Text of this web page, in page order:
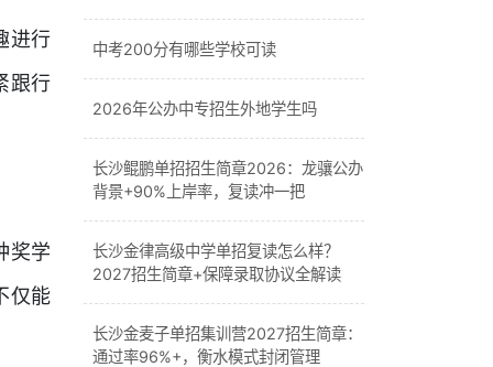
进行
跟行
奖学
仅能
中考200分有哪些学校可读
2026年公办中专招生外地学生吗
长沙鲲鹏单招招生简章2026：龙骧公办
背景+90%上岸率，复读冲一把
长沙金律高级中学单招复读怎么样？
2027招生简章+保障录取协议全解读
长沙金麦子单招集训营2027招生简章：
通过率96%+，衡水模式封闭管理